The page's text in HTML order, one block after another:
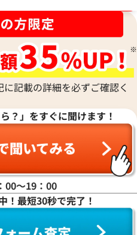
記載の詳細を必ずご確認く
ら？」をすぐに聞けます！
00〜19：00
！最短30秒で完了！